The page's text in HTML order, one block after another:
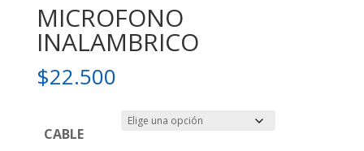
MICROFONO
INALAMBRICO
$22.500
CABLE